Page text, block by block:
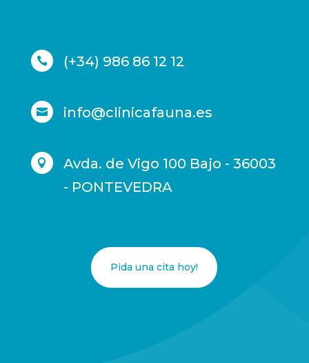
 (+34) 986 86 12 12
 info@clinicafauna.es

Avda. de Vigo 100 Bajo - 36003
- PONTEVEDRA
Pida una cita hoy!